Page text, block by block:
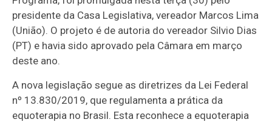
presidente da Casa Legislativa, vereador Marcos Lima
(União). O projeto é de autoria do vereador Silvio Dias
(PT) e havia sido aprovado pela Câmara em março
deste ano.
A nova legislação segue as diretrizes da Lei Federal
nº 13.830/2019, que regulamenta a prática da
equoterapia no Brasil. Esta reconhece a equoterapia